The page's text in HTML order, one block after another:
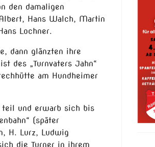
den damaligen
Hans Walch, Martin
Lochner.
dann glänzten ihre
des „Turnvaters Jahn“
am Hundheimer
teil und erwarb sich bis
(später
H. Lurz, Ludwig
die Turner in ihrem